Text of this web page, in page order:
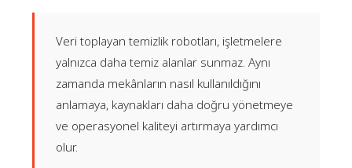
Veri toplayan temizlik robotları, işletmelere
yalnızca daha temiz alanlar sunmaz. Aynı
zamanda mekânların nasıl kullanıldığını
anlamaya, kaynakları daha doğru yönetmeye
ve operasyonel kaliteyi artırmaya yardımcı
olur.